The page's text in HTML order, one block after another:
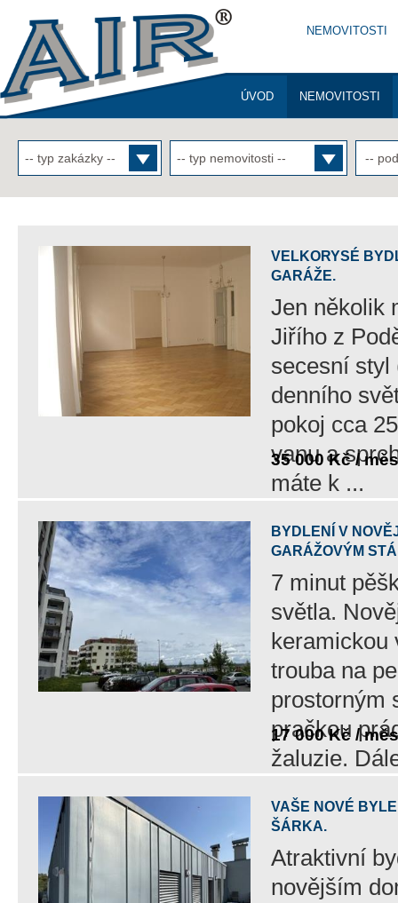
NEMOVITOSTI
ÚVOD NEMOVITOSTI
KONTAKTY
-- typ zakázky -- -- typ nemovitosti -- --
VELKORYSÉ
GARÁŽE.
Jen několik
Jiřího z
secesní styl
denního
pokoj cca
vanu a
máte k ...
35 000 Kč / měs
BYDLENÍ V
GARÁŽOVÝM
7 minut
světla.
keramickou
trouba na
prostorným
pračkou
žaluzie.
17 000 Kč / měs
VAŠE NOVÉ
ŠÁRKA.
Atraktivní
novějším